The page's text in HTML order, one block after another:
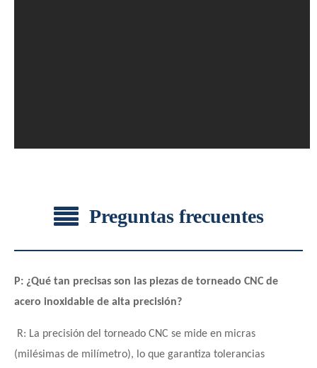
Preguntas frecuentes
P: ¿Qué tan precisas son las piezas de torneado CNC de
acero inoxidable de alta precisión?
R: La precisión del torneado CNC se mide en micras
(milésimas de milímetro), lo que garantiza tolerancias